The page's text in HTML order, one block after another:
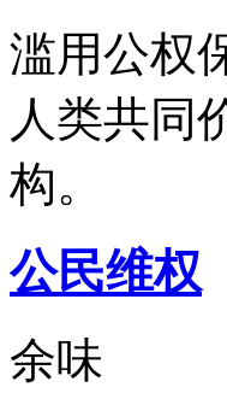
滥用公权
人类共同
构。
公民维权
余味